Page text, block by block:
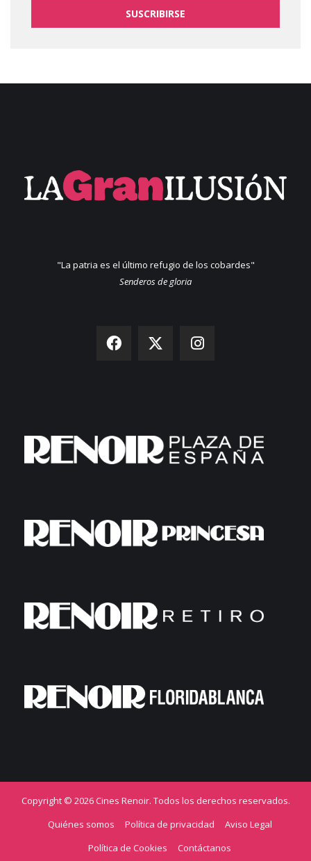
SUSCRIBIRSE
"La patria es el último refugio de los cobardes"
Senderos de gloria
Copyright © 2026 Cines Renoir. Todos los derechos reservados.
Quiénes somos
Política de privacidad
Aviso Legal
Política de Cookies
Contáctanos